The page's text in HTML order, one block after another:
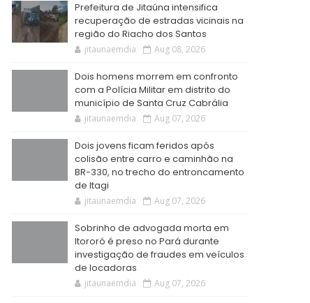
Prefeitura de Jitaúna intensifica
recuperação de estradas vicinais na
região do Riacho dos Santos
jitaunaemdia Aug 08, 2026
Dois homens morrem em confronto
com a Polícia Militar em distrito do
município de Santa Cruz Cabrália
jitaunaemdia Aug 07, 2026
Dois jovens ficam feridos após
colisão entre carro e caminhão na
BR-330, no trecho do entroncamento
de Itagi
jitaunaemdia Aug 07, 2026
Sobrinho de advogada morta em
Itororó é preso no Pará durante
investigação de fraudes em veículos
de locadoras
jitaunaemdia Aug 07, 2026